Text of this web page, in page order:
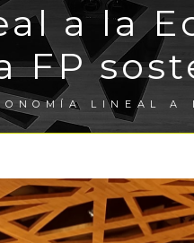
a la
FP
LINEAL A